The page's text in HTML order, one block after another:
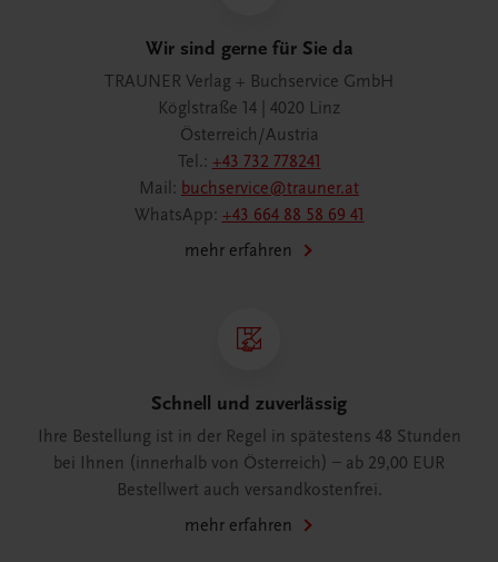
Wir sind gerne für Sie da
TRAUNER Verlag + Buchservice GmbH
Köglstraße 14 | 4020 Linz
Österreich/Austria
Tel.: +43 732 778241
Mail: buchservice@trauner.at
WhatsApp: +43 664 88 58 69 41
mehr erfahren
Schnell und zuverlässig
Ihre Bestellung ist in der Regel in spätestens 48 Stunden
bei Ihnen (innerhalb von Österreich) – ab 29,00 EUR
Bestellwert auch versandkostenfrei.
mehr erfahren